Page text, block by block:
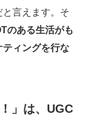
と言えます。そ
のある生活がも
ティングを行な
」は、UGC